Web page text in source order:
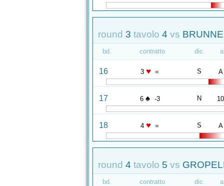
round 3 tavolo 4 vs
bd. contratto dic.
16 3 ♥ = S A
17 6 ♠ -3 N 10
18 4 ♥ = S A
round 4 tavolo 5 vs
bd. contratto dic.